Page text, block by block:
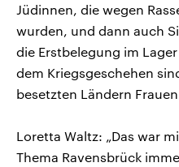
Jüdinnen, die wegen
wurden, und dann auch
die Erstbelegung im
dem Kriegsgeschehen
besetzten Ländern
Loretta Waltz: „Das war
Thema Ravensbrück